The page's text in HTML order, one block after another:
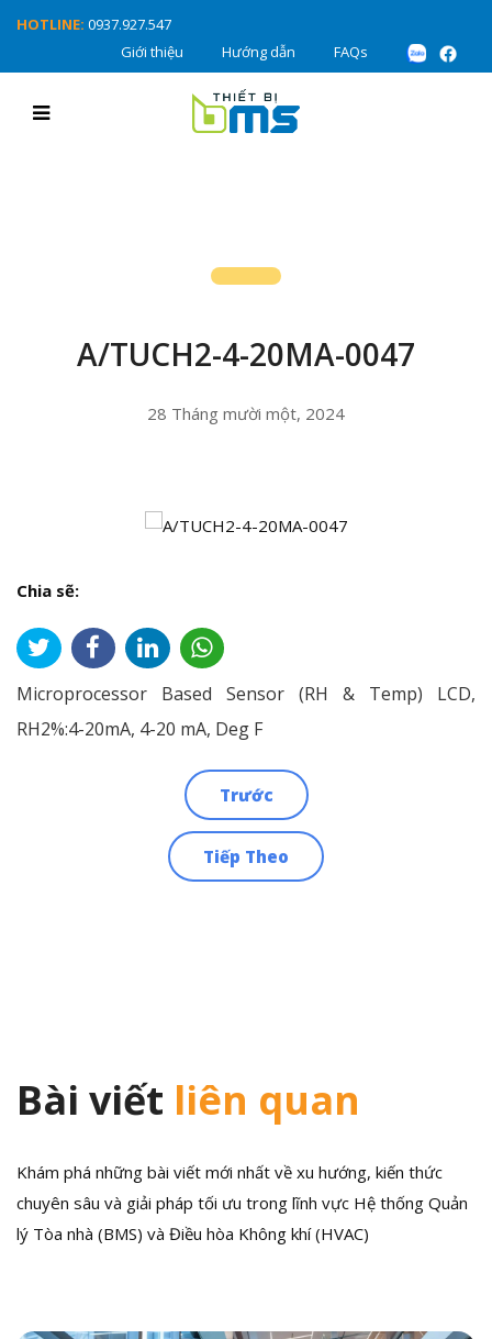
HOTLINE: 0937.927.547
Giới thiệu
Hướng dẫn FAQs
A/TUCH2-4-20MA-0047
28 Tháng mười một, 2024
Chia sẽ:
Microprocessor Based Sensor (RH & Temp) LCD,
RH2%:4-20mA, 4-20 mA, Deg F
Trước
Tiếp Theo
Bài viết liên quan
Khám phá những bài viết mới nhất về xu hướng, kiến thức
chuyên sâu và giải pháp tối ưu trong lĩnh vực Hệ thống Quản
lý Tòa nhà (BMS) và Điều hòa Không khí (HVAC)